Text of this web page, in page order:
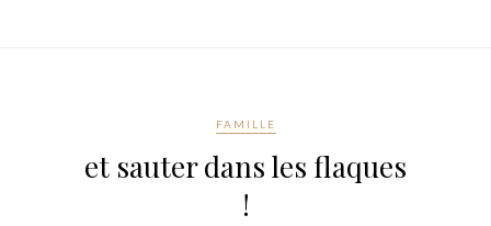
FAMILLE
et sauter dans les flaques
!